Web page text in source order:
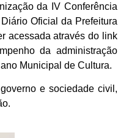
da IV Conferência
Oficial da Prefeitura
acessada através do link
da administração
Municipal de Cultura.
e sociedade civil,